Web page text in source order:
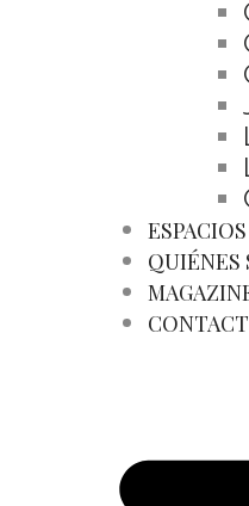
ESPACIOS
QUIÉNES